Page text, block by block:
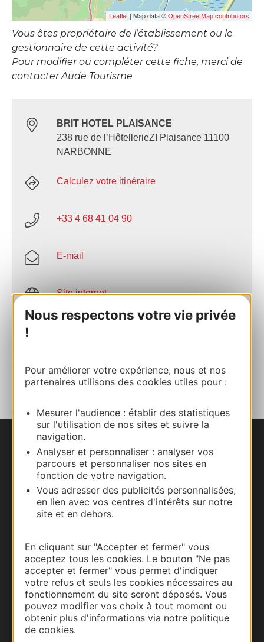
Nous respectons votre vie privée
!
Pour améliorer votre expérience, nous et nos
partenaires utilisons des cookies utiles pour :
Mesurer l'audience : établir des statistiques
sur l'utilisation de nos sites et suivre la
navigation.
Analyser et personnaliser : analyser vos
parcours et personnaliser nos sites en
fonction de votre navigation.
Vous adresser des publicités personnalisées,
en lien avec vos centres d'intérêts sur notre
site et en dehors.
En cliquant sur "Accepter et fermer" vous
acceptez tous les cookies. Le bouton "Ne pas
accepter et fermer" vous permet d'indiquer
votre refus et seuls les cookies nécessaires au
fonctionnement du site seront déposés. Vous
pouvez modifier vos choix à tout moment ou
obtenir plus d'informations via notre politique
de cookies.
Leaflet | Map data © OpenStreetMap contributors
Vous êtes propriétaire de l’établissement ou le
gestionnaire de cette activité?
Pour modifier ou compléter cette fiche, merci de
contacter Aude Tourisme
BRIT HOTEL PLAISANCE
238 rue de l’HôtellerieZI Plaisance 11100
NARBONNE
Calculez votre itinéraire
+33 4 68 41 04 90
E-mail
Site internet
AJOUTER
AU CARNET
Nous contacter
Carte interactive
Documentation